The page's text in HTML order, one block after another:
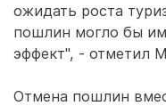
ожидать роста
пошлин могло бы
эффект", - отметил
Отмена пошлин